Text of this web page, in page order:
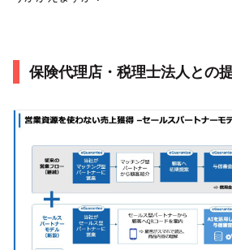
保険代理店・税理士法人との